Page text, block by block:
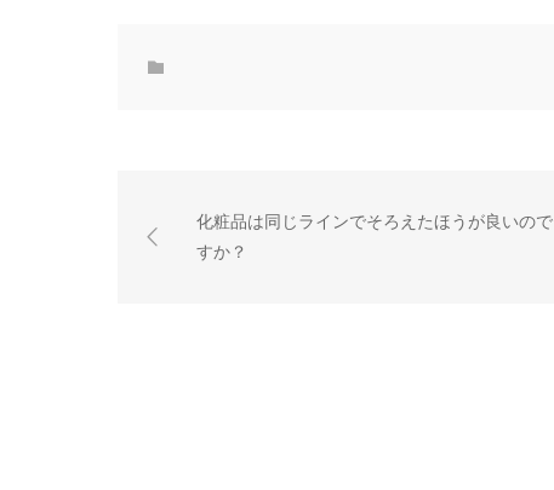
化粧品は同じラインでそろえたほうが良いので
すか？